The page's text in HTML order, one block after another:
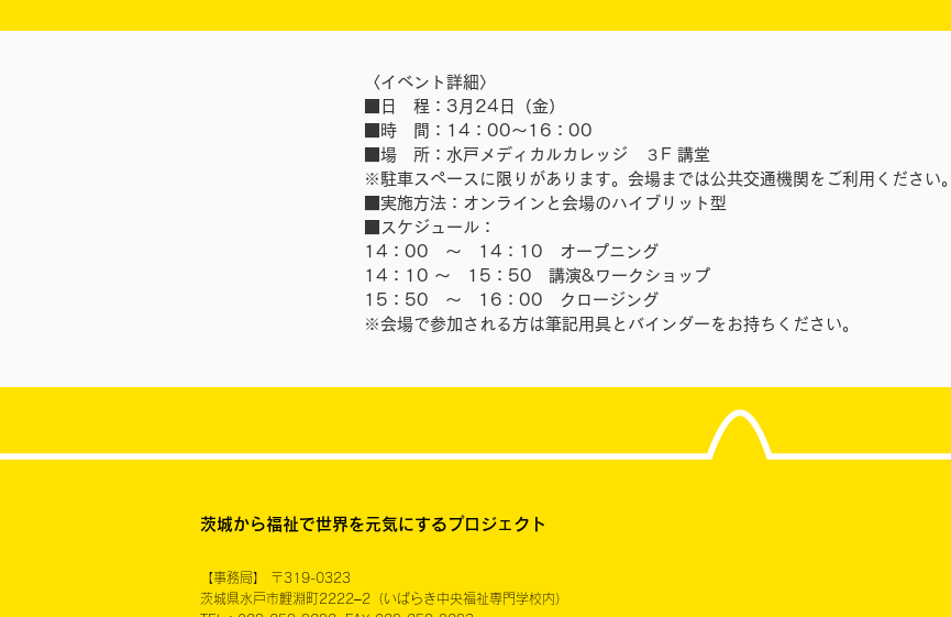
〈イベント詳細〉
■日 程：3月24日（金）
■時 間：14：00〜16：00
■場 所：水戸メディカルカレッジ ３F 講堂
※駐車スペースに限りがあります。会場までは公共交通機関をご利用ください。
■実施方法：オンラインと会場のハイブリット型
■スケジュール：
14：00 〜 14：10 オープニング
14：10 〜 15：50 講演&ワークショップ
15：50 〜 16：00 クロージング
※会場で参加される方は筆記用具とバインダーをお持ちください。
茨城から福祉で世界を元気にするプロジェクト
【事務局】 〒319-0323
茨城県水戸市鯉淵町2222–2 （いばらき中央福祉専門学校内）